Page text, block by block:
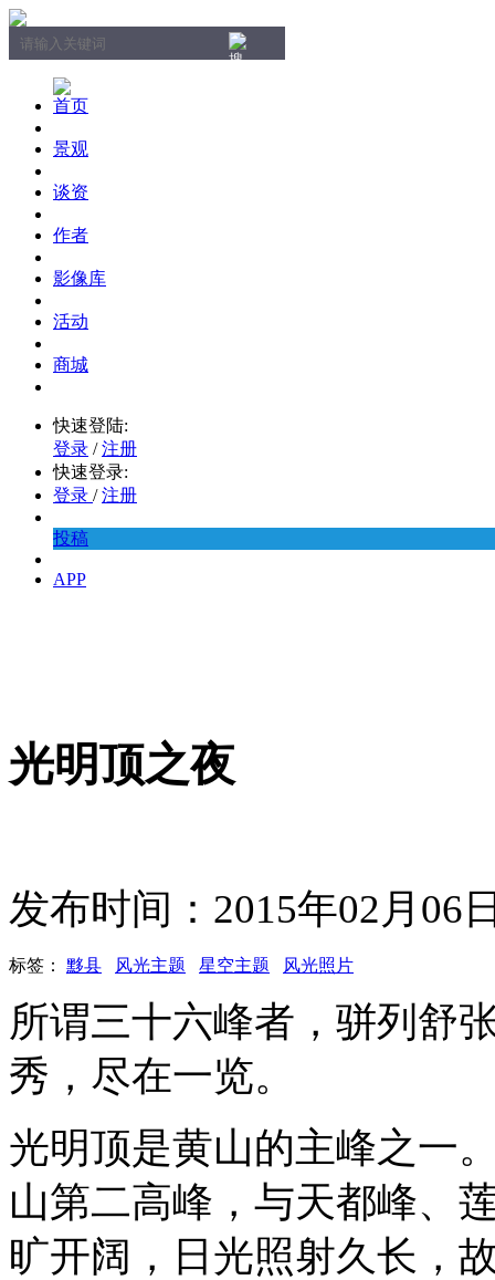
首页
景观
谈资
作者
影像库
活动
商城
快速登陆:
登录 / 注册
快速登录:
登录 / 注册
投稿
APP
光明顶之夜
发布时间：2015年02月06
标签： 黟县 风光主题 星空主题 风光照片
所谓三十六峰者，骈列舒
秀，尽在一览。
光明顶是黄山的主峰之一
山第二高峰，与天都峰、
旷开阔，日光照射久长，